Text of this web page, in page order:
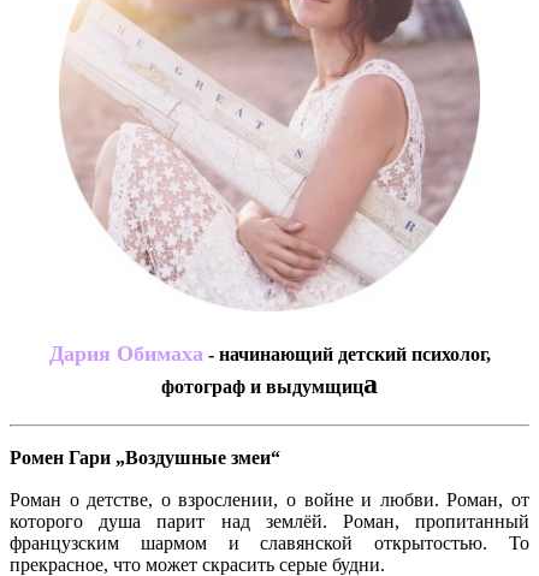
Дария Обимаха - начинающий детский психолог,
фотограф и выдумщица
Ромен Гари „Воздушные змеи“
Роман о детстве, о взрослении, о войне и любви. Роман, от
которого душа парит над землёй. Роман, пропитанный
французским шармом и славянской открытостью. То
прекрасное, что может скрасить серые будни.